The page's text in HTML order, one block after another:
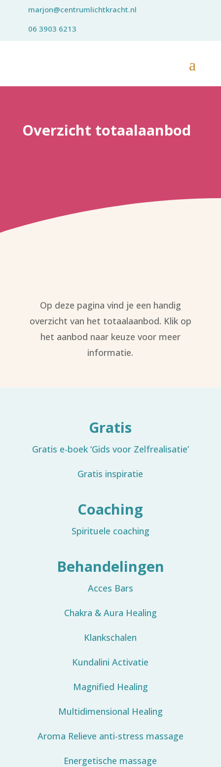
marjon@centrumlichtkracht.nl
06 3903 6213
Overzicht totaalaanbod
​​Op deze pagina vind je een handig
overzicht van het totaalaanbod. Klik op
het aanbod naar keuze voor meer
informatie.
Gratis
Gratis e-boek ‘Gids voor Zelfrealisatie’
Gratis inspiratie
Coaching
Spirituele coaching
Behandelingen
Acces Bars
Chakra & Aura Healing
Klankschalen
Kundalini Activatie
Magnified Healing
Multidimensional Healing
Aroma Relieve anti-stress massage
Energetische massage